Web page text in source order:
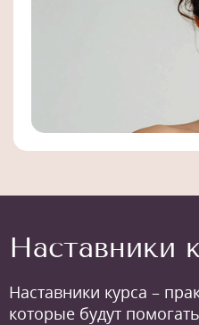
Наставники
Наставники курса –
которые будут